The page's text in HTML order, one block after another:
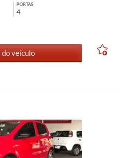
PORTAS
4
veículo